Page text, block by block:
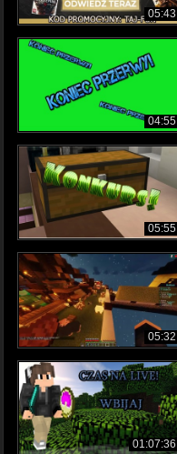
05:43
04:55
05:55
05:32
01:07:36